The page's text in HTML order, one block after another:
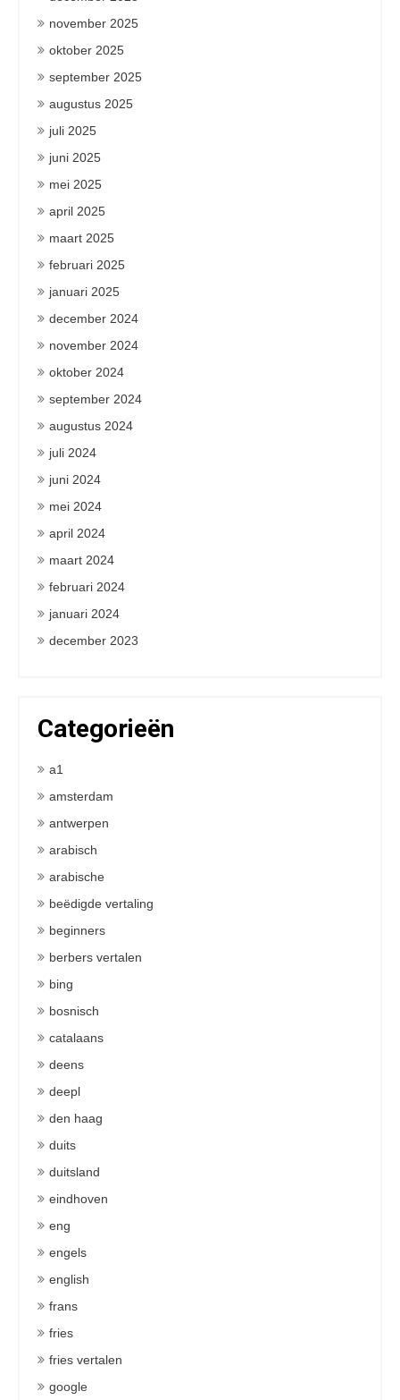
november 2025
oktober 2025
september 2025
augustus 2025
juli 2025
juni 2025
mei 2025
april 2025
maart 2025
februari 2025
januari 2025
december 2024
november 2024
oktober 2024
september 2024
augustus 2024
juli 2024
juni 2024
mei 2024
april 2024
maart 2024
februari 2024
januari 2024
december 2023
Categorieën
a1
amsterdam
antwerpen
arabisch
arabische
beëdigde vertaling
beginners
berbers vertalen
bing
bosnisch
catalaans
deens
deepl
den haag
duits
duitsland
eindhoven
eng
engels
english
frans
fries
fries vertalen
google